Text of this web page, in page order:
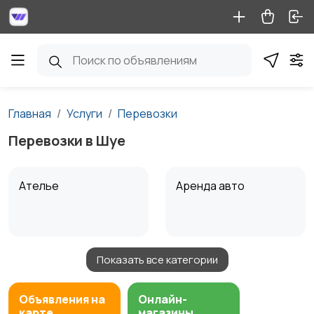
Главная Услуги Перевозки
Перевозки в Шуе
Ателье Аренда авто
Аренда водного
транспорта
Аренда спецтехники
Показать все категории
Объявления на
Онлайн-